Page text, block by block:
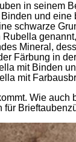
in seinem
und
schwarze
Mineral,
Färbung in
mit Binden
mit
Wie